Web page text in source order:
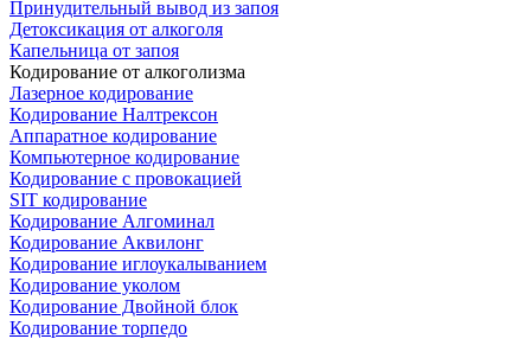
Принудительный вывод из запоя
Детоксикация от алкоголя
Капельница от запоя
Кодирование от алкоголизма
Лазерное кодирование
Кодирование Налтрексон
Аппаратное кодирование
Компьютерное кодирование
Кодирование с провокацией
SIT кодирование
Кодирование Алгоминал
Кодирование Аквилонг
Кодирование иглоукалыванием
Кодирование уколом
Кодирование Двойной блок
Кодирование торпедо